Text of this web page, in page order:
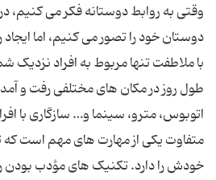
وقتی به روابط دوستانه فکر می کنیم،
دوستان خود را تصور می کنیم، اما ایجاد
با ملاطفت تنها مربوط به افراد
طول روز در مکان های مختلفی رفت و
اتوبوس، مترو، سینما و… سازگاری با
متفاوت یکی از مهارت های مهم است
خودش را دارد. تکنیک های مؤدب بودن